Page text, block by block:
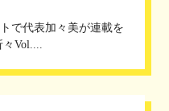
で代表加々美が連載を
Vol....